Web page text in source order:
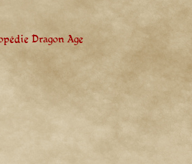
Dragon Age